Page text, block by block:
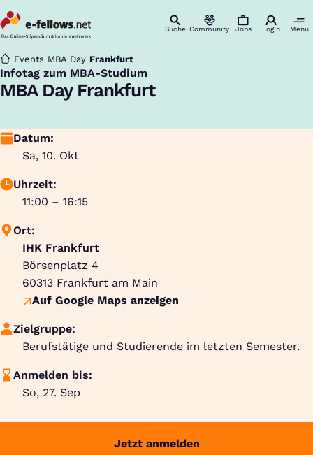
Suche Community Jobs Login Menü
Startseite
Events MBA Day Frankfurt
Infotag zum MBA-Studium
:
MBA Day Frankfurt
Datum:
Sa, 10. Okt
Uhrzeit:
11:00 – 16:15
Ort:
IHK Frankfurt
Börsenplatz 4
60313 Frankfurt am Main
Auf Google Maps anzeigen
Zielgruppe:
Berufstätige und Studierende im letzten Semester.
Anmelden bis:
So, 27. Sep
Jetzt anmelden